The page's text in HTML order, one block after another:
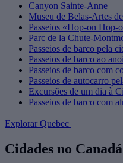
Canyon Sainte-Anne
Museu de Belas-Artes
Passeios «Hop-on Hop-
Parc de la Chute-
Passeios de barco pela
Passeios de barco ao
Passeios de barco com
Passeios de autocarro
Excursões de um dia à
Passeios de barco com
Explorar Quebec
Cidades no Canadá